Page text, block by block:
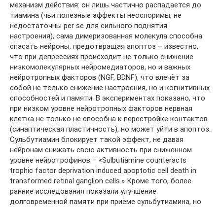
механизм действия: он лишь частично распадается до
тиамина (чьи полезные эффекты неоспоримы, не
недостаточны per se для сильного поднятия
настроения), сама димеризованная молекула способна
спасать нейроны, предотвращая апоптоз – известно,
что при депрессиях происходит не только снижение
низкомолекулярных нейромедиаторов, но и важных
нейротропных факторов (NGF, BDNF), что влечёт за
собой не только снижение настроения, но и когнитивных
способностей и памяти. В экспериментах показано, что
при низком уровне нейротропных факторов нервная
клетка не только не способна к перестройке контактов
(синаптическая пластичность), но может уйти в апоптоз.
Сульбутиамин блокирует такой эффект, не давая
нейронам снижать свою активность при сниженном
уровне нейротрофинов – «Sulbutiamine counteracts
trophic factor deprivation induced apoptotic cell death in
transformed retinal ganglion cells.» Кроме того, более
ранние исследования показали улучшение
долговременной памяти при приёме сульбутиамина, но